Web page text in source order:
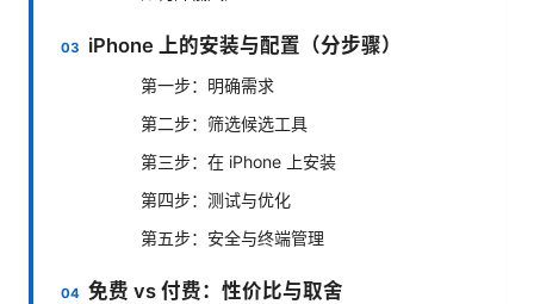
iPhone 上的安装与配置（分步骤）
第一步：明确需求
第二步：筛选候选工具
第三步：在 iPhone 上安装
第四步：测试与优化
第五步：安全与终端管理
免费 vs 付费：性价比与取舍